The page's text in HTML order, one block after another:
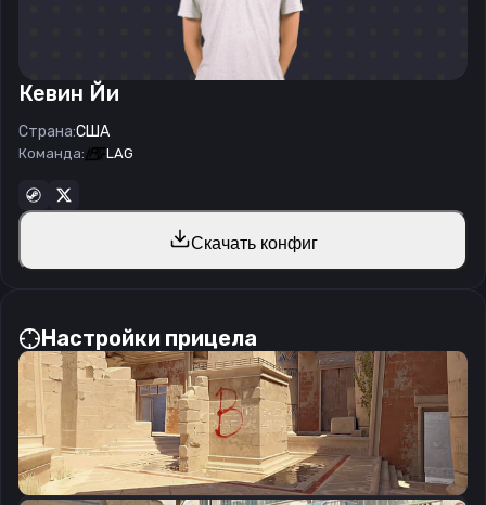
Кевин Йи
Страна:США
Команда: LAG
Скачать конфиг
Настройки прицела